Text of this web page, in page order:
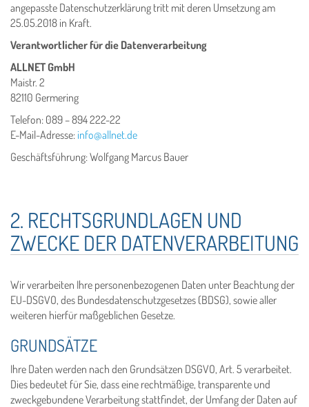
angepasste Datenschutzerklärung tritt mit deren Umsetzung am
25.05.2018 in Kraft.
Verantwortlicher für die Datenverarbeitung
ALLNET GmbH
Maistr. 2
82110 Germering
Telefon: 089 – 894 222-22
E-Mail-Adresse: info@allnet.de
Geschäftsführung: Wolfgang Marcus Bauer
2. RECHTSGRUNDLAGEN UND
ZWECKE DER DATENVERARBEITUNG
Wir verarbeiten Ihre personenbezogenen Daten unter Beachtung der
EU-DSGVO, des Bundesdatenschutzgesetzes (BDSG), sowie aller
weiteren hierfür maßgeblichen Gesetze.
GRUNDSÄTZE
Ihre Daten werden nach den Grundsätzen DSGVO, Art. 5 verarbeitet.
Dies bedeutet für Sie, dass eine rechtmäßige, transparente und
zweckgebundene Verarbeitung stattfindet, der Umfang der Daten auf